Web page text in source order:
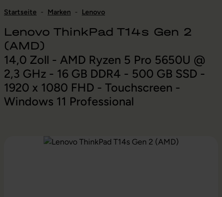
Startseite - Marken - Lenovo
Lenovo ThinkPad T14s Gen 2
(AMD)
14,0 Zoll - AMD Ryzen 5 Pro 5650U @
2,3 GHz - 16 GB DDR4 - 500 GB SSD -
1920 x 1080 FHD - Touchscreen -
Windows 11 Professional
Bildergalerie überspringen